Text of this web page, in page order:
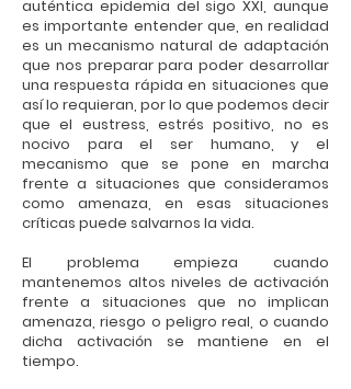
auténtica epidemia del sigo XXI, aunque
es importante entender que, en realidad
es un mecanismo natural de adaptación
que nos preparar para poder desarrollar
una respuesta rápida en situaciones que
así lo requieran, por lo que podemos decir
que el eustress, estrés positivo, no es
nocivo para el ser humano, y el
mecanismo que se pone en marcha
frente a situaciones que consideramos
como amenaza, en esas situaciones
críticas puede salvarnos la vida.
El problema empieza cuando
mantenemos altos niveles de activación
frente a situaciones que no implican
amenaza, riesgo o peligro real, o cuando
dicha activación se mantiene en el
tiempo.